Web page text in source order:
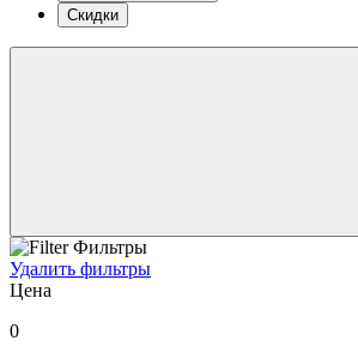
Скидки
Фильтры
Удалить фильтры
Цена
0